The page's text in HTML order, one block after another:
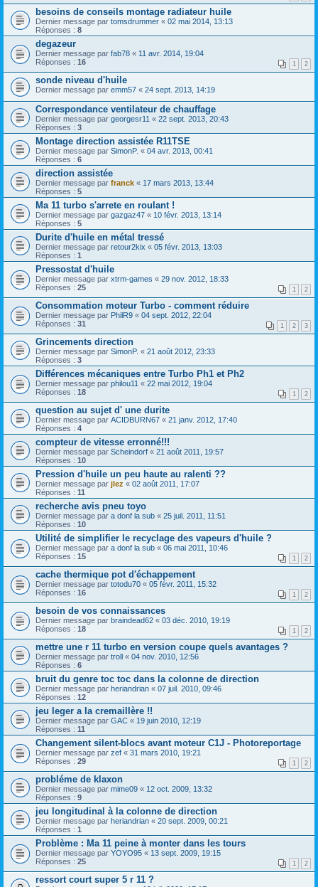
besoins de conseils montage radiateur huile
Dernier message par tomsdrummer « 02 mai 2014, 13:13
Réponses : 8
degazeur
Dernier message par fab78 « 11 avr. 2014, 19:04
Réponses : 16 1 2
sonde niveau d'huile
Dernier message par emm57 « 24 sept. 2013, 14:19
Correspondance ventilateur de chauffage
Dernier message par georgesr11 « 22 sept. 2013, 20:43
Réponses : 3
Montage direction assistée R11TSE
Dernier message par SimonP. « 04 avr. 2013, 00:41
Réponses : 6
direction assistée
Dernier message par franck « 17 mars 2013, 13:44
Réponses : 5
Ma 11 turbo s'arrete en roulant !
Dernier message par gazgaz47 « 10 févr. 2013, 13:14
Réponses : 5
Durite d'huile en métal tressé
Dernier message par retour2kix « 05 févr. 2013, 13:03
Réponses : 1
Pressostat d'huile
Dernier message par xtrm-games « 29 nov. 2012, 18:33
Réponses : 25 1 2
Consommation moteur Turbo - comment réduire
Dernier message par PhilR9 « 04 sept. 2012, 22:04
Réponses : 31 1 2 3
Grincements direction
Dernier message par SimonP. « 21 août 2012, 23:33
Réponses : 3
Différences mécaniques entre Turbo Ph1 et Ph2
Dernier message par philou11 « 22 mai 2012, 19:04
Réponses : 18 1 2
question au sujet d' une durite
Dernier message par ACIDBURN67 « 21 janv. 2012, 17:40
Réponses : 4
compteur de vitesse erronné!!!
Dernier message par Scheindorf « 21 août 2011, 19:57
Réponses : 10
Pression d'huile un peu haute au ralenti ??
Dernier message par jlez « 02 août 2011, 17:07
Réponses : 11
recherche avis pneu toyo
Dernier message par a donf la sub « 25 juil. 2011, 11:51
Réponses : 10
Utilité de simplifier le recyclage des vapeurs d'huile ?
Dernier message par a donf la sub « 06 mai 2011, 10:46
Réponses : 15 1 2
cache thermique pot d'échappement
Dernier message par totodu70 « 05 févr. 2011, 15:32
Réponses : 16 1 2
besoin de vos connaissances
Dernier message par braindead62 « 03 déc. 2010, 19:19
Réponses : 18 1 2
mettre une r 11 turbo en version coupe quels avantages ?
Dernier message par troll « 04 nov. 2010, 12:56
Réponses : 6
bruit du genre toc toc dans la colonne de direction
Dernier message par heriandrian « 07 juil. 2010, 09:46
Réponses : 12
jeu leger a la cremaillère !!
Dernier message par GAC « 19 juin 2010, 12:19
Réponses : 11
Changement silent-blocs avant moteur C1J - Photoreportage
Dernier message par zef « 31 mars 2010, 19:21
Réponses : 29 1 2
probléme de klaxon
Dernier message par mime09 « 12 oct. 2009, 13:32
Réponses : 9
jeu longitudinal à la colonne de direction
Dernier message par heriandrian « 20 sept. 2009, 00:21
Réponses : 1
Problème : Ma 11 peine à monter dans les tours
Dernier message par YOYO95 « 13 sept. 2009, 19:15
Réponses : 25 1 2
ressort court super 5 r 11 ?